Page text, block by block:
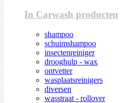
In Carwash producten
shampoo
schuimshampoo
insectenreiniger
drooghulp - wax
ontvetter
wasplaatsreinigers
diversen
wasstraat - rollover